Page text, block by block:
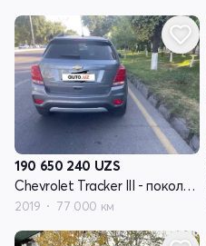
190 650 240 UZS
Chevrolet Tracker III - поколение рестайлинг
2019 77 000 км